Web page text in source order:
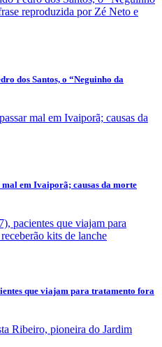
dos Santos, o “Neguinho da
em Ivaiporã; causas da morte
que viajam para tratamento fora